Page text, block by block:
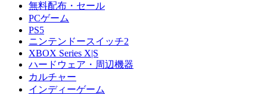
無料配布・セール
PCゲーム
PS5
ニンテンドースイッチ2
XBOX Series X|S
ハードウェア・周辺機器
カルチャー
インディーゲーム